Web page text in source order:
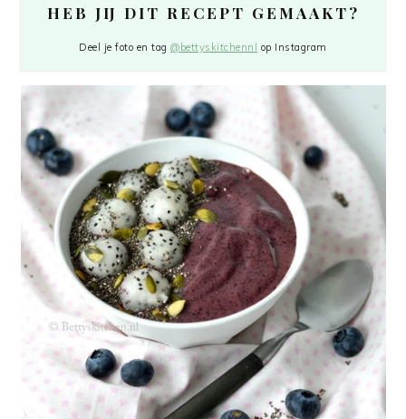
HEB JIJ DIT RECEPT GEMAAKT?
Deel je foto en tag@bettyskitchennl op Instagram